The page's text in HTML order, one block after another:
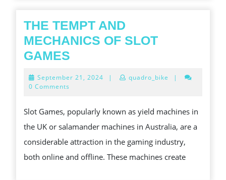
THE TEMPT AND
MECHANICS OF SLOT
GAMES
AND
OF
SLOT
GAMES
September 21, 2024 September
| quadro_bike
|
0 Comments
Slot Games, popularly known as yield machines in
the UK or salamander machines in Australia, are a
considerable attraction in the gaming industry,
both online and offline. These machines create